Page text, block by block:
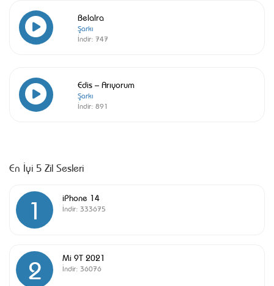
Belalra
Şarkı
İndir: 747
Edis – Arıyorum
Şarkı
İndir: 891
En İyi 5 Zil Sesleri
1 iPhone 14
İndir: 333675
2 Mi 9T 2021
İndir: 36076